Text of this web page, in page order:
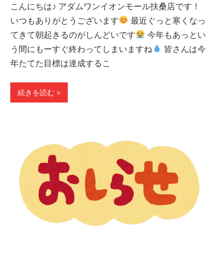
こんにちは♪ アダムワンイオンモール扶桑店です！
いつもありがとうございます
最近ぐっと寒くなっ
てきて朝起きるのがしんどいです
今年もあっとい
う間にもーすぐ終わってしまいますね
皆さんは今
年たてた目標は達成するこ
続きを読む »